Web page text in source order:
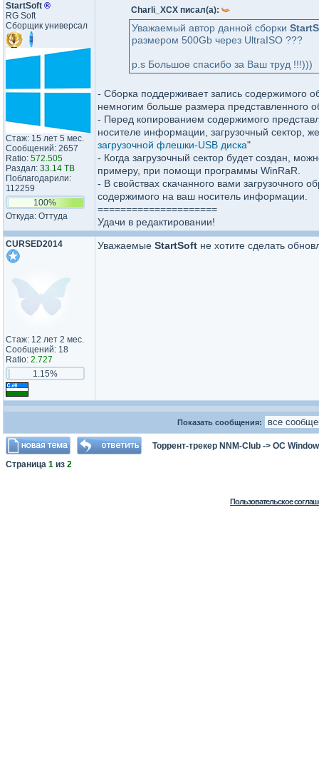
StartSoft ®
RG Soft
Сборщик универсал
Стаж: 15 лет 5 мес.
Сообщений: 2657
Ratio: 572.505
Раздал: 33.14 TB
Поблагодарили:
112259
100%
Откуда: Оттуда
Charli_XCX писал(а):
Уважаемый автор данной сборки
размером 500Gb через UltraISO ???
p.s Большое спасибо за Ваш труд !!!)))
- Сборка поддерживает запись содержимого
немногим больше размера представленного
- Перед копированием содержимого
носителе информации, загрузочный сектор,
загрузочной флешки-USB диска"
- Когда загрузочный сектор будет создан,
примеру, при помощи программы WinRaR.
- В свойствах скачанного вами загрузочного
содержимого на ваш носитель информации.
=====================
Удачи в редактировании!
CURSED2014
Стаж: 12 лет 2 мес.
Сообщений: 18
Ratio: 2.727
1.15%
Уважаемые StartSoft не хотите сделать
Показать сообщения:
Торрент-трекер NNM-Club -> ОС
Страница 1 из 2
Пользовательское